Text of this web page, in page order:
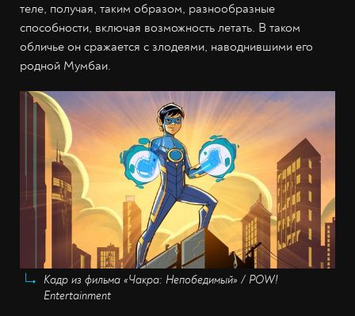
теле, получая, таким образом, разнообразные
способности, включая возможность летать. В таком
обличье он сражается с злодеями, наводнившими его
родной Мумбаи.
Кадр из фильма «Чакра: Непобедимый» / POW!
Entertainment